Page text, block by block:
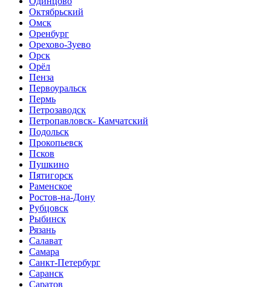
Октябрьский
Омск
Оренбург
Орехово-Зуево
Орск
Орёл
Пенза
Первоуральск
Пермь
Петрозаводск
Петропавловск- Камчатский
Подольск
Прокопьевск
Псков
Пушкино
Пятигорск
Раменское
Ростов-на-Дону
Рубцовск
Рыбинск
Рязань
Салават
Самара
Санкт-Петербург
Саранск
Саратов